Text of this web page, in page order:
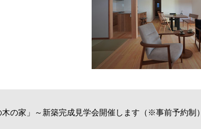
の家」～新築完成見学会開催します（※事前予約制）